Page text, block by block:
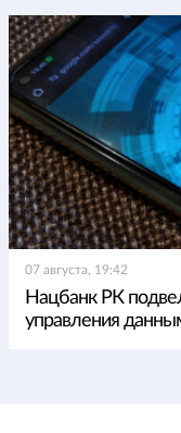
07 августа, 19:42
Нацбанк РК
управления